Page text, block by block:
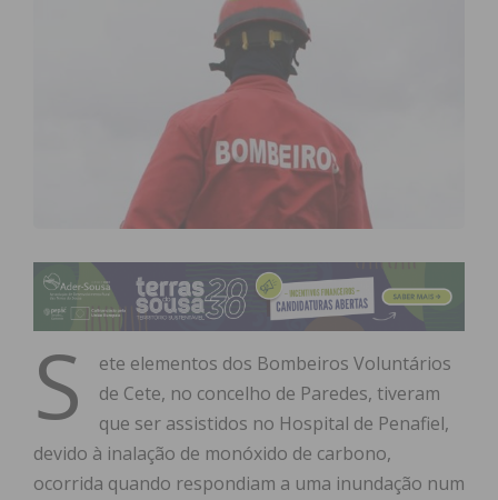
S
ete elementos dos Bombeiros Voluntários
de Cete, no concelho de Paredes, tiveram
que ser assistidos no Hospital de Penafiel,
devido à inalação de monóxido de carbono,
ocorrida quando respondiam a uma inundação num